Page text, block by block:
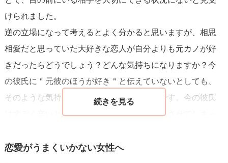
けられました。
逆の立場になって考えるとよく分かると思いますが、相思
相愛だと思っていた大好きな恋人が自分よりも元カノが好
きだったらどうでしょう？どんな気持ちになりますか？今
の彼氏に＂元彼のほうが好き＂と伝えていないとしても、
そのような気持ちにさせてしまっているのです。今の彼氏
はすごく辛いと思いますし、そんな気持ちにさせてしまっ
のですからね。
恋愛がうまくいかない女性へ